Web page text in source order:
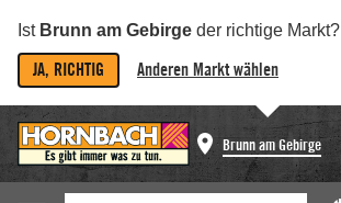
Ist Brunn am Gebirge der richtige Markt?
JA, RICHTIG Anderen Markt wählen
Brunn am Gebirge